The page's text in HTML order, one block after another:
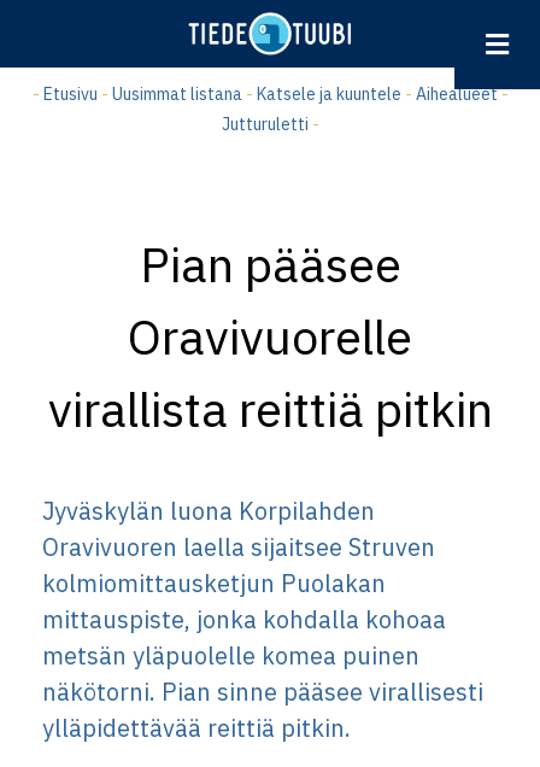
- Etusivu - Uusimmat listana- Katsele ja kuuntele - Aihealueet-
Jutturuletti -
Pian pääsee
Oravivuorelle
virallista reittiä pitkin
Jyväskylän luona Korpilahden
Oravivuoren laella sijaitsee Struven
kolmiomittausketjun Puolakan
mittauspiste, jonka kohdalla kohoaa
metsän yläpuolelle komea puinen
näkötorni. Pian sinne pääsee virallisesti
ylläpidettävää reittiä pitkin.